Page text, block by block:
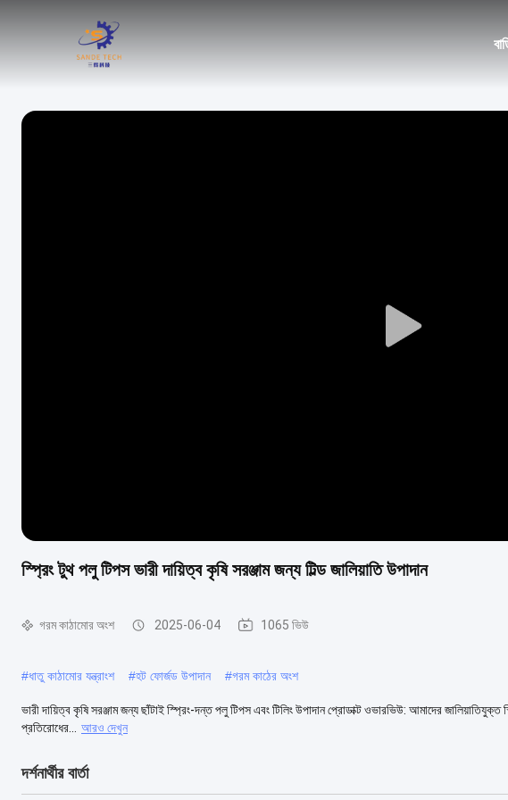
Play
স্প্রিং টুথ পলু টিপস ভারী দায়িত্ব কৃষি সরঞ্জাম জন্য টিল্ড জালিয়াতি উপাদান
গরম কাঠামোর অংশ 2025-06-04 1065 ভিউ
#ধাতু কাঠামোর যন্ত্রাংশ #হট ফোর্জড উপাদান #গরম কাঠের অংশ
ভারী দায়িত্ব কৃষি সরঞ্জাম জন্য ছাঁটাই স্প্রিং-দন্ত পলু টিপস এবং টিলিং উপাদান প্রোডাক্ট ওভারভিউ: আমাদের জালিয়াতিযুক্ত
প্রতিরোধের...
আরও দেখুন
দর্শনার্থীর বার্তা